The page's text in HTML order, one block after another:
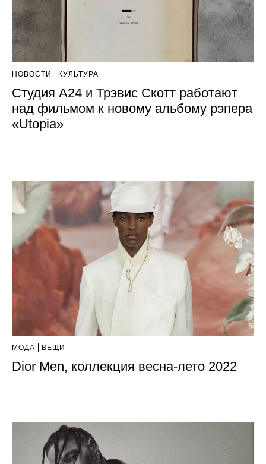
НОВОСТИ КУЛЬТУРА
Студия A24 и Трэвис Скотт работают
над фильмом к новому альбому рэпера
«Utopia»
МОДА ВЕЩИ
Dior Men, коллекция весна-лето 2022